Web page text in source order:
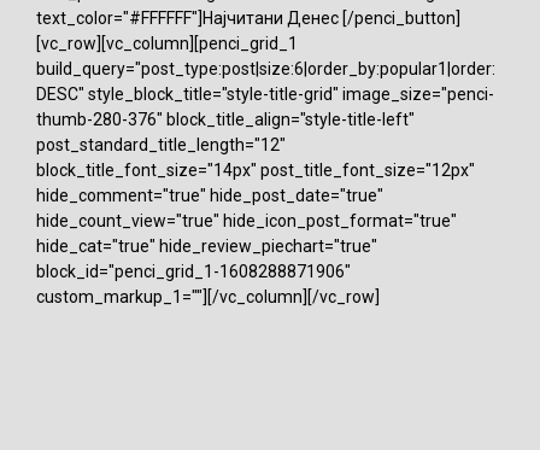
text_color="#FFFFFF"]Најчитани Денес [/penci_button]
[vc_row][vc_column][penci_grid_1
build_query="post_type:post|size:6|order_by:popular1|order:
DESC" style_block_title="style-title-grid" image_size="penci-
thumb-280-376" block_title_align="style-title-left"
post_standard_title_length="12"
block_title_font_size="14px" post_title_font_size="12px"
hide_comment="true" hide_post_date="true"
hide_count_view="true" hide_icon_post_format="true"
hide_cat="true" hide_review_piechart="true"
block_id="penci_grid_1-1608288871906"
custom_markup_1=""][/vc_column][/vc_row]